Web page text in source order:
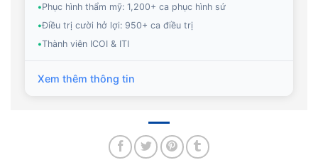
•Phục hình thẩm mỹ: 1,200+ ca phục hình sứ
•Điều trị cười hở lợi: 950+ ca điều trị
•Thành viên ICOI & ITI
Xem thêm thông tin